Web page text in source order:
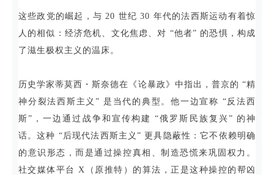
这些政党的崛起，与 20 世纪 30 年代的法西斯运动有着惊
人的相似：经济危机、文化焦虑、对 “他者” 的恐惧，构成
了滋生极权主义的温床。
历史学家蒂莫西・斯奈德在《论暴政》中指出，普京的 “精
神分裂法西斯主义” 是当代的典型。他一边宣称 “反法西
斯”，一边通过战争和宣传构建 “俄罗斯民族复兴” 的神
话。这种 “后现代法西斯主义” 更具隐蔽性：它不依赖明确
的意识形态，而是通过操控真相、制造恐慌来巩固权力。
社交媒体平台 X（原推特）的算法，正是这种操控的帮凶